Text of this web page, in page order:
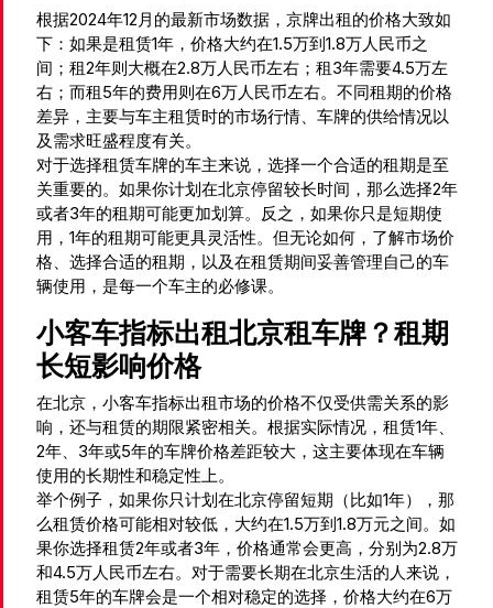
根据2024年12月的最新市场数据，京牌出租的价格大致如
下：如果是租赁1年，价格大约在1.5万到1.8万人民币之
间；租2年则大概在2.8万人民币左右；租3年需要4.5万左
右；而租5年的费用则在6万人民币左右。不同租期的价格
差异，主要与车主租赁时的市场行情、车牌的供给情况以
及需求旺盛程度有关。
对于选择租赁车牌的车主来说，选择一个合适的租期是至
关重要的。如果你计划在北京停留较长时间，那么选择2年
或者3年的租期可能更加划算。反之，如果你只是短期使
用，1年的租期可能更具灵活性。但无论如何，了解市场价
格、选择合适的租期，以及在租赁期间妥善管理自己的车
辆使用，是每一个车主的必修课。
小客车指标出租北京租车牌？租期
长短影响价格
在北京，小客车指标出租市场的价格不仅受供需关系的影
响，还与租赁的期限紧密相关。根据实际情况，租赁1年、
2年、3年或5年的车牌价格差距较大，这主要体现在车辆
使用的长期性和稳定性上。
举个例子，如果你只计划在北京停留短期（比如1年），那
么租赁价格可能相对较低，大约在1.5万到1.8万元之间。如
果你选择租赁2年或者3年，价格通常会更高，分别为2.8万
和4.5万人民币左右。对于需要长期在北京生活的人来说，
租赁5年的车牌会是一个相对稳定的选择，价格大约在6万